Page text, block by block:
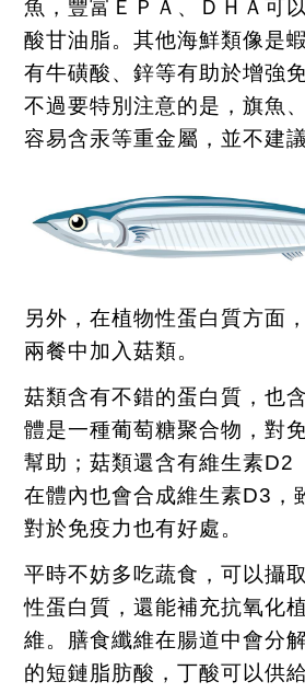
魚，豐富ＥＰＡ、ＤＨＡ可
酸甘油脂。其他海鮮類像是
有牛磺酸、鋅等有助於增強
不過要特別注意的是，旗魚
容易含汞等重金屬，並不建議
另外，在植物性蛋白質方面
兩餐中加入菇類。
菇類含有不錯的蛋白質，也
體是一種葡萄糖聚合物，對
幫助；菇類還含有維生素D2
在體內也會合成維生素D3
對於免疫力也有好處。
平時不妨多吃蔬食，可以攝
性蛋白質，還能補充抗氧化
維。膳食纖維在腸道中會分
的短鏈脂肪酸，丁酸可以供